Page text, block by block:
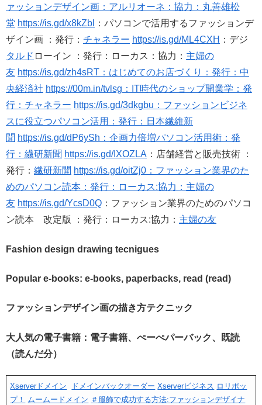
ァッションデザイン画：アルリオーネ：協力：丸善雄松
堂 https://is.gd/x8kZbl
：パソコンで活用するファッションデ
ザイン画 ：発行： チャネラー https://is.gd/ML4CXH ：デジ
タルド ローイン ：発行：ローカス：協力： 主婦の
友 https://is.gd/zh4sRT：はじめてのお店づくり：発行：中
央経済社 https://00m.in/tvlsg：IT時代のショップ開業学：発
行：チャネラー https://is.gd/3dkgbu：ファッションビジネ
スに役立つパソコン活用：発行：日本繊維新
聞 https://is.gd/dP6ySh：企画力倍増パソコン活用術：発
行：繊研新聞 https://is.gd/IXOZLA ：店舗経営と販売技術 ：
発行： 繊研新聞 https://is.gd/oitZj0：ファッション業界のた
めのパソコン読本：発行：ローカス:協力：主婦の
友 https://is.gd/YcsD0Q ：ファッション業界のためのパソコ
ン読本 改定版 ：発行：ローカス:協力： 主婦の友
Fashion design drawing tecnigues
Popular e-books: e-books, paperbacks, read (read)
ファッションデザイン画の描き方テクニック
大人気の電子書籍：電子書籍、ぺーぺパーバック、既読
（読んだ分）
Xserverドメイン ドメインバックオーダー Xserverビジネス ロリポッ
プ！
ムームードメイン ＃服飾で成功する方法:ファッションデザイナ